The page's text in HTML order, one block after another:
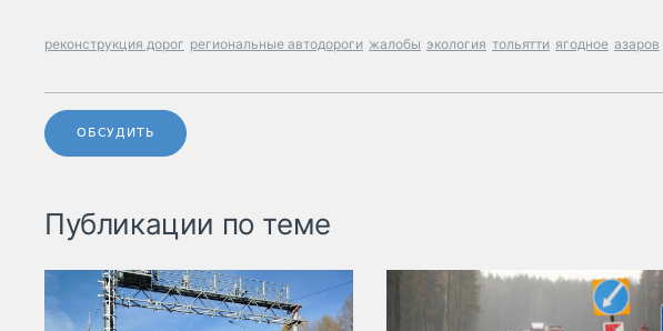
реконструкция дорог региональные автодороги жалобы экология тольятти ягодное азаров
ОБСУДИТЬ
Публикации по теме